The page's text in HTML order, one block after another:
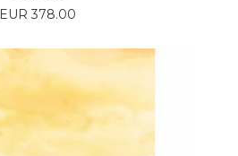
Price
EUR 378.00